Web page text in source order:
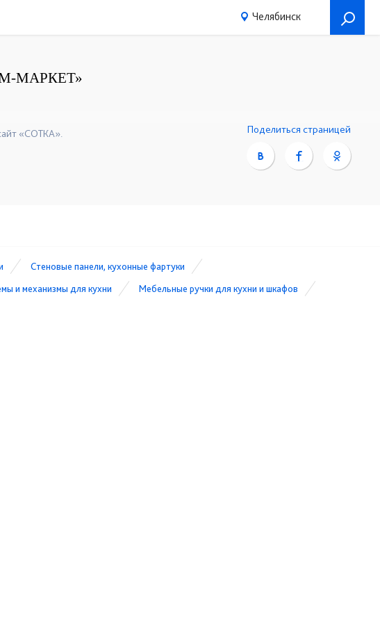
Челябинск
МАРКЕТ»
«СОТКА». Поделиться страницей
Стеновые панели, кухонные фартуки
и механизмы для кухни
Мебельные ручки для кухни и шкафов